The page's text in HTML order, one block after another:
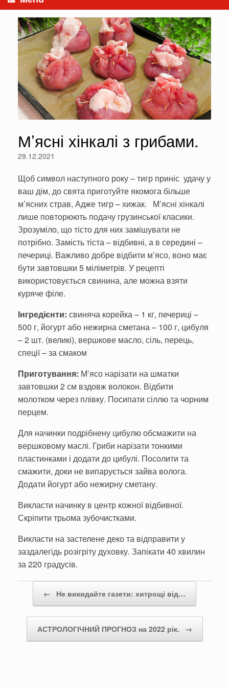
М’ясні хінкалі з грибами.
29.12.2021
Щоб символ наступного року – тигр приніс удачу у
ваш дім, до свята приготуйте якомога більше
м’ясних страв, Адже тигр – хижак. М’ясні хінкалі
лише повторюють подачу грузинської класики.
Зрозуміло, що тісто для них замішувати не
потрібно. Замість тіста – відбивні, а в середині –
печериці. Важливо добре відбити м’ясо, воно має
бути завтовшки 5 міліметрів. У рецепті
використовується свинина, але можна взяти
куряче філе.
Інгредієнти: свиняча корейка – 1 кг, печериці –
500 г, йогурт або нежирна сметана – 100 г, цибуля
– 2 шт. (великі), вершкове масло, сіль, перець,
спеції – за смаком
Приготування: М’ясо нарізати на шматки
завтовшки 2 см вздовж волокон. Відбити
молотком через плівку. Посипати сіллю та чорним
перцем.
Для начинки подрібнену цибулю обсмажити на
вершковому маслі. Гриби нарізати тонкими
пластинками і додати до цибулі. Посолити та
смажити, доки не випарується зайва волога.
Додати йогурт або нежирну сметану.
Викласти начинку в центр кожної відбивної.
Скріпити трьома зубочистками.
Викласти на застелене деко та відправити у
заздалегідь розігріту духовку. Запікати 40 хвилин
за 220 градусів.
← Не викидайте газети: хитрощі від…
АСТРОЛОГІЧНИЙ ПРОГНОЗ на 2022 рік. →